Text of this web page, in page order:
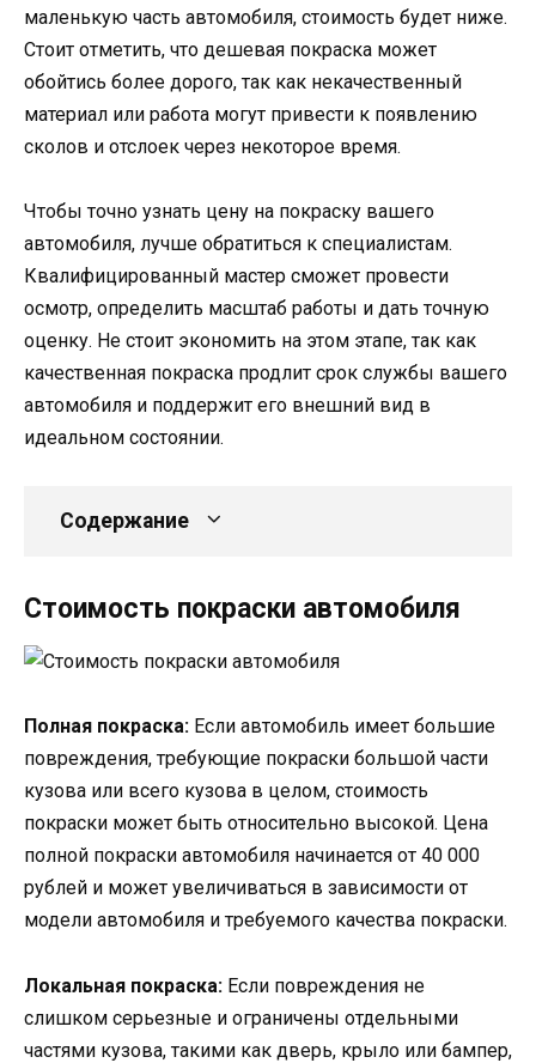
маленькую часть автомобиля, стоимость будет ниже.
Стоит отметить, что дешевая покраска может
обойтись более дорого, так как некачественный
материал или работа могут привести к появлению
сколов и отслоек через некоторое время.
Чтобы точно узнать цену на покраску вашего
автомобиля, лучше обратиться к специалистам.
Квалифицированный мастер сможет провести
осмотр, определить масштаб работы и дать точную
оценку. Не стоит экономить на этом этапе, так как
качественная покраска продлит срок службы вашего
автомобиля и поддержит его внешний вид в
идеальном состоянии.
Содержание
Стоимость покраски автомобиля
Полная покраска: Если автомобиль имеет большие
повреждения, требующие покраски большой части
кузова или всего кузова в целом, стоимость
покраски может быть относительно высокой. Цена
полной покраски автомобиля начинается от 40 000
рублей и может увеличиваться в зависимости от
модели автомобиля и требуемого качества покраски.
Локальная покраска: Если повреждения не
слишком серьезные и ограничены отдельными
частями кузова, такими как дверь, крыло или бампер,